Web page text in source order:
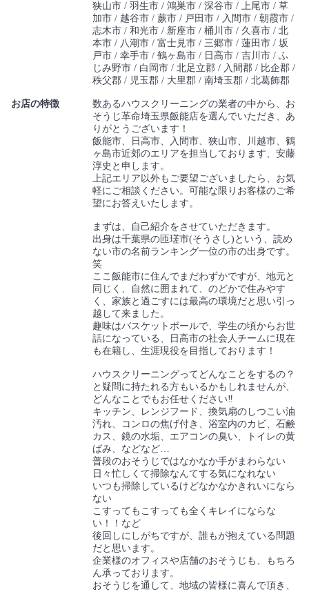
狭山市 羽生市 鴻巣市 深谷市 上尾市 草
加市 越谷市 蕨市 戸田市 入間市 朝霞市
志木市 和光市 新座市 桶川市 久喜市 北
本市
八潮市 富士見市 三郷市 蓮田市 坂
戸市 幸手市 鶴ヶ島市 日高市 吉川市 ふ
じみ野市 白岡市 北足立郡 入間郡
比企郡
秩父郡
児玉郡 大里郡 南埼玉郡 北葛飾郡
お店の特徴
数あるハウスクリーニングの業者の中から、お
そうじ革命埼玉県飯能店を選んでいただき、あ
りがとうございます！
飯能市、日高市、入間市、狭山市、川越市、鶴
ヶ島市近郊のエリアを担当しております、安藤
淳史と申します。
上記エリア以外もご要望ございましたら、お気
軽にご相談ください。可能な限りお客様のご希
望にお答えいたします。
まずは、自己紹介をさせていただきます。
出身は千葉県の匝瑳市(そうさし)という、読め
ない市の名前ランキング一位の市の出身です。
笑
ここ飯能市に住んでまだわずかですが、地元と
同じく、自然に囲まれて、のどかで住みやす
く、家族と過ごすには最高の環境だと思い引っ
越して来ました。
趣味はバスケットボールで、学生の頃からお世
話になっている、日高市の社会人チームに現在
も在籍し、生涯現役を目指しております！
ハウスクリーニングってどんなことをするの？
と疑問に持たれる方もいるかもしれませんが、
どんなことでもお任せください‼️
キッチン、レンジフード、換気扇のしつこい油
汚れ、コンロの焦げ付き、浴室内のカビ、石鹸
カス、鏡の水垢、エアコンの臭い、トイレの黄
ばみ、などなど…
普段のおそうじではなかなか手がまわらない
日々忙しくて掃除なんてする気になれない
いつも掃除しているけどなかなかきれいになら
ない
こすってもこすっても全くキレイにならな
い！！など
後回しにしがちですが、誰もが抱えている問題
だと思います。
企業様のオフィスや店舗のおそうじも、もちろ
ん承っております。
おそうじを通して、地域の皆様に喜んで頂き、